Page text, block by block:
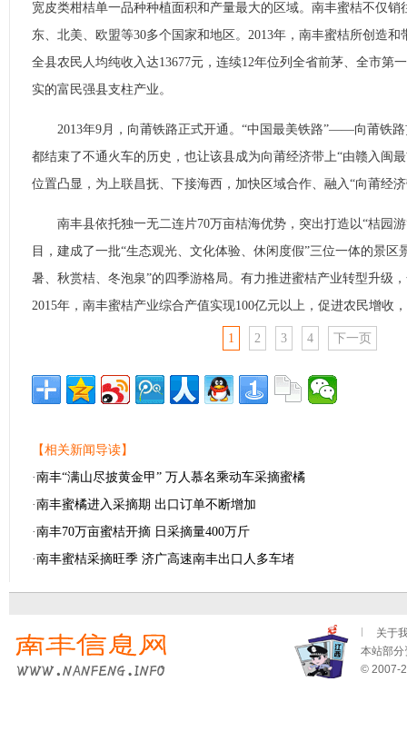
宽皮类柑桔单一品种种植面积和产量最大的区域。南丰蜜桔不仅销
东、北美、欧盟等30多个国家和地区。2013年，南丰蜜桔所创造
全县农民人均纯收入达13677元，连续12年位列全省前茅、全市第
实的富民强县支柱产业。
2013年9月，向莆铁路正式开通。“中国最美铁路”——向莆铁路
都结束了不通火车的历史，也让该县成为向莆经济带上“由赣入闽
位置凸显，为上联昌抚、下接海西，加快区域合作、融入“向莆经
南丰县依托独一无二连片70万亩桔海优势，突出打造以“桔园游
目，建成了一批“生态观光、文化体验、休闲度假”三位一体的景区
暑、秋赏桔、冬泡泉”的四季游格局。有力推进蜜桔产业转型升级
2015年，南丰蜜桔产业综合产值实现100亿元以上，促进农民增收
1 2 3 4 下一页
【相关新闻导读】
·南丰“满山尽披黄金甲” 万人慕名乘动车采摘蜜橘
·南丰蜜橘进入采摘期 出口订单不断增加
·南丰70万亩蜜桔开摘 日采摘量400万斤
·南丰蜜桔采摘旺季 济广高速南丰出口人多车堵
关于
本站部分
© 2007-